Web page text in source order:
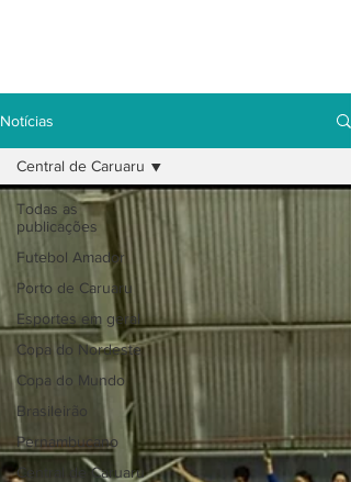
Notícias
Todas as
publicações
Futebol Amador
Porto de Caruaru
Esportes em geral
Copa do Nordeste
Copa do Mundo
Brasileirão
Pernambucano
Central de Caruaru
Central de Caruaru